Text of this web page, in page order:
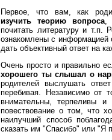
Первое, что вам, как
изучить теорию вопроса,
почитать литературу и т.п.
ознакомлены с информацией
дать объективный ответ на
Очень просто и правильно
хорошего ты слышал о
родителей выслушать
перебивая. Независимо от
внимательны, терпеливы
повествование о том, что
наилучший способ
сказать им "Спасибо" или "Я